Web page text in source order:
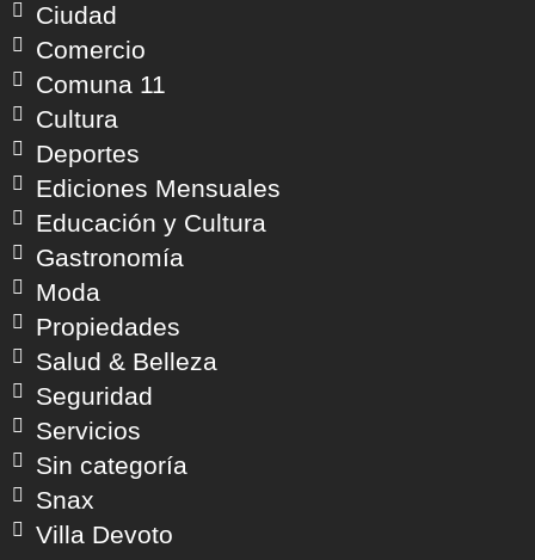
Ciudad
Comercio
Comuna 11
Cultura
Deportes
Ediciones Mensuales
Educación y Cultura
Gastronomía
Moda
Propiedades
Salud & Belleza
Seguridad
Servicios
Sin categoría
Snax
Villa Devoto